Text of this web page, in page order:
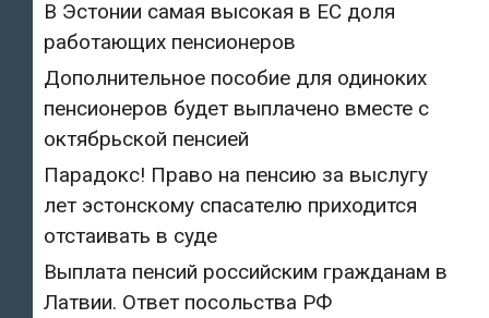
В Эстонии самая высокая в ЕС доля
работающих пенсионеров
Дополнительное пособие для одиноких
пенсионеров будет выплачено вместе с
октябрьской пенсией
Парадокс! Право на пенсию за выслугу
лет эстонскому спасателю приходится
отстаивать в суде
Выплата пенсий российским гражданам в
Латвии. Ответ посольства РФ